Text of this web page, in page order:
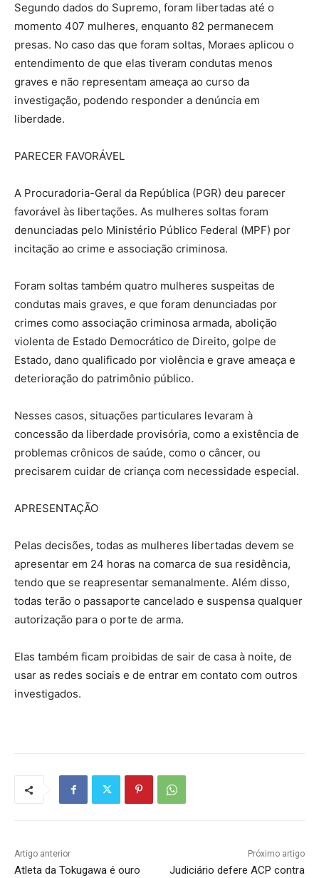
Segundo dados do Supremo, foram libertadas até o
momento 407 mulheres, enquanto 82 permanecem
presas. No caso das que foram soltas, Moraes aplicou o
entendimento de que elas tiveram condutas menos
graves e não representam ameaça ao curso da
investigação, podendo responder a denúncia em
liberdade.
PARECER FAVORÁVEL
A Procuradoria-Geral da República (PGR) deu parecer
favorável às libertações. As mulheres soltas foram
denunciadas pelo Ministério Público Federal (MPF) por
incitação ao crime e associação criminosa.
Foram soltas também quatro mulheres suspeitas de
condutas mais graves, e que foram denunciadas por
crimes como associação criminosa armada, abolição
violenta de Estado Democrático de Direito, golpe de
Estado, dano qualificado por violência e grave ameaça e
deterioração do patrimônio público.
Nesses casos, situações particulares levaram à
concessão da liberdade provisória, como a existência de
problemas crônicos de saúde, como o câncer, ou
precisarem cuidar de criança com necessidade especial.
APRESENTAÇÃO
Pelas decisões, todas as mulheres libertadas devem se
apresentar em 24 horas na comarca de sua residência,
tendo que se reapresentar semanalmente. Além disso,
todas terão o passaporte cancelado e suspensa qualquer
autorização para o porte de arma.
Elas também ficam proibidas de sair de casa à noite, de
usar as redes sociais e de entrar em contato com outros
investigados.
Artigo anterior
Atleta da Tokugawa é ouro
Próximo artigo
Judiciário defere ACP contra